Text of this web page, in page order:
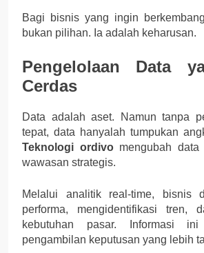
Bagi bisnis yang ingin
bukan pilihan. Ia adalah keharusan.
Pengelolaan Data
Cerdas
Data adalah aset. Namun tanpa
tepat, data hanyalah tumpukan
Teknologi ordivomengubah data
wawasan strategis.
Melalui analitik real-time, bisnis
performa, mengidentifikasi tren,
kebutuhan pasar. Informasi ini
pengambilan keputusan yang lebih